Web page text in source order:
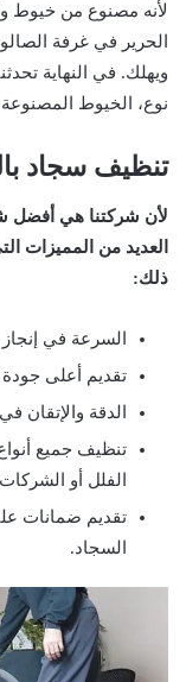
لأنه مصنوع من خيوط
الحرير في غرفة
ويهلك. في النهاية
نوع، الخيوط
تنظيف سجاد
لأن شركتنا هي أفضل
العديد من المميزات
ذلك:
السرعة في إنجاز
تقديم أعلى
الدقة والإتقان
تنظيف جميع
الفلل أو
تقديم ضمانات
السجاد.